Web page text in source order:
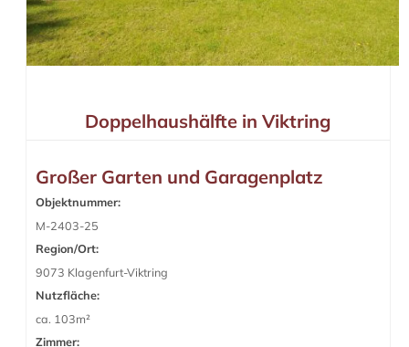
Doppelhaushälfte in Viktring
Großer Garten und Garagenplatz
Objektnummer:
M-2403-25
Region/Ort:
9073 Klagenfurt-Viktring
Nutzfläche:
ca. 103m²
Zimmer: